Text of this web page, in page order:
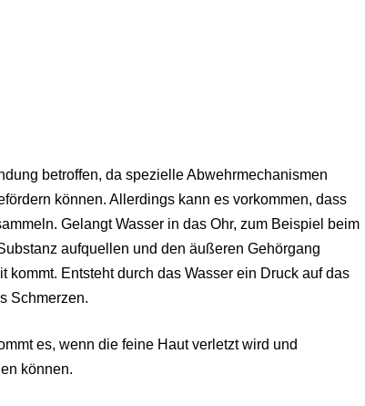
betroffen, da spezielle Abwehrmechanismen
können. Allerdings kann es vorkommen, dass
Gelangt Wasser in das Ohr, zum Beispiel beim
aufquellen und den äußeren Gehörgang
kommt. Entsteht durch das Wasser ein Druck auf das
Schmerzen.
es, wenn die feine Haut verletzt wird und
können.